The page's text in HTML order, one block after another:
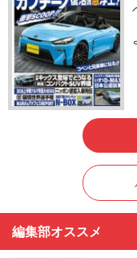
編集部オススメ